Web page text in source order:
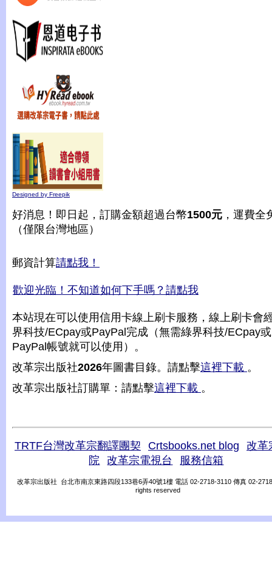
Designed by Freepik
好消息！即日起，訂購金額超過台幣1500元 ，運費全
（僅限台灣地區）
郵資計算請點我！
歡迎光臨！不知道如何下手嗎？請點我
本站現在可以使用信用卡線上刷卡服務，線上刷卡會
界科技/ECpay或PayPal完成（無需綠界科技/ECpay或
PayPal帳號就可以使用）。
改革宗出版社2026年圖書目錄。請點擊這裡下載 。
改革宗出版社訂購單：請點擊這裡下載 。
TRTF台灣改革宗翻譯團契 Crtsbooks.net blog
改革
院
改革宗電視台 服務信箱
改革宗出版社 台北市南京東路四段133巷6弄40號1樓 電話 02-2718-3110 傳真 02-
rights reserved